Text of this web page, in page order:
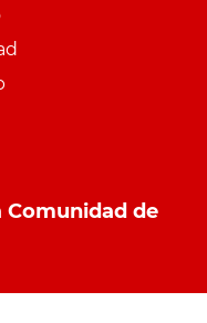
Comunidad de